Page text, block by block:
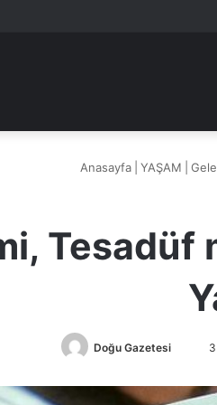
Anasayfa YAŞAM
Tesadüf
Doğu Gazetesi
posta